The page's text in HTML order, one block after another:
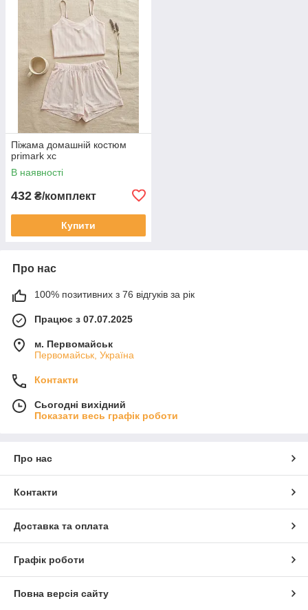
Піжама домашній костюм
primark хс
В наявності
432 ₴/комплект
Купити
Про нас
100% позитивних з 76 відгуків за рік
Працює з 07.07.2025
м. Первомайськ
Первомайськ, Україна
Контакти
Сьогодні вихідний
Показати весь графік роботи
Про нас
Контакти
Доставка та оплата
Графік роботи
Повна версія сайту